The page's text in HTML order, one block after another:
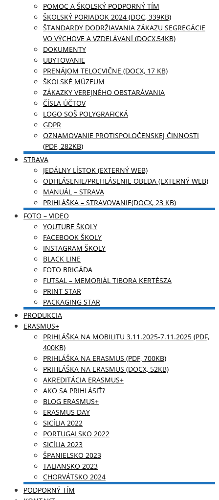
POMOC A ŠKOLSKÝ PODPORNÝ TÍM
ŠKOLSKÝ PORIADOK 2024 (DOC, 339KB)
ŠTANDARDY DODRŽIAVANIA ZÁKAZU SEGREGÁCIE
VO VÝCHOVE A VZDELÁVANÍ (DOCX,54KB)
DOKUMENTY
UBYTOVANIE
PRENÁJOM TELOCVIČNE (DOCX, 17 KB)
ŠKOLSKÉ MÚZEUM
ZÁKAZKY VEREJNÉHO OBSTARÁVANIA
ČÍSLA ÚČTOV
LOGO SOŠ POLYGRAFICKÁ
GDPR
OZNAMOVANIE PROTISPOLOČENSKEJ ČINNOSTI
(PDF, 282KB)
STRAVA
JEDÁLNY LÍSTOK (EXTERNÝ WEB)
ODHLÁSENIE/PREHLÁSENIE OBEDA (EXTERNÝ WEB)
MANUÁL – STRAVA
PRIHLÁŠKA – STRAVOVANIE(DOCX, 23 KB)
FOTO – VIDEO
YOUTUBE ŠKOLY
FACEBOOK ŠKOLY
INSTAGRAM ŠKOLY
BLACK LINE
FOTO BRIGÁDA
FUTSAL – MEMORIÁL TIBORA KERTÉSZA
PRINT STAR
PACKAGING STAR
PRODUKCIA
ERASMUS+
PRIHLÁŠKA NA MOBILITU 3.11.2025-7.11.2025 (PDF,
400KB)
PRIHLÁŠKA NA ERASMUS (PDF, 700KB)
PRIHLÁŠKA NA ERASMUS (DOCX, 52KB)
AKREDITÁCIA ERASMUS+
AKO SA PRIHLÁSIŤ?
BLOG ERASMUS+
ERASMUS DAY
SICÍLIA 2022
PORTUGALSKO 2022
SICÍLIA 2023
ŠPANIELSKO 2023
TALIANSKO 2023
CHORVÁTSKO 2024
PODPORNÝ TÍM